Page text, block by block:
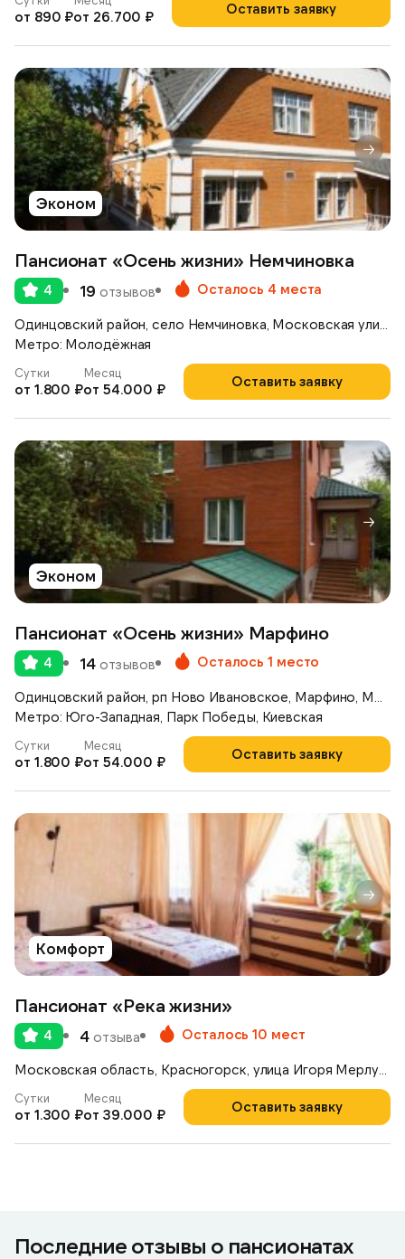
Оставить заявку
от 890 ₽от 26.700 ₽
Эконом
Пансионат «Осень жизни» Немчиновка
4 19 отзывов Осталось 4 места
Метро: Молодёжная
Оставить заявку
Сутки
от 1.800 ₽
Месяц
от 54.000 ₽
Эконом
Пансионат «Осень жизни» Марфино
4 14отзывов Осталось 1 место
Метро: Юго-Западная, Парк Победы, Киевская
Оставить заявку
Сутки
от 1.800 ₽
Месяц
от 54.000 ₽
Комфорт
Пансионат «Река жизни»
4 4отзыва Осталось 10 мест
Оставить заявку
Сутки
от 1.300 ₽
Месяц
от 39.000 ₽
Последние отзывы о пансионатах